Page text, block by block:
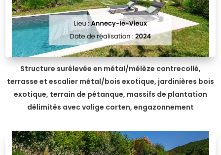
Structure surélevée en métal/mélèze contrecollé,
terrasse et escalier métal/bois exotique, jardinières bois
exotique, terrain de pétanque, massifs de plantation
délimités avec volige corten, engazonnement